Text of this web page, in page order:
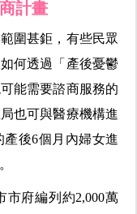
計畫
圍甚鉅，有些民眾
何透過「產後憂鬱
能需要諮商服務的
也可與醫療機構進
後6個月內婦女進
市府編列約2,000萬